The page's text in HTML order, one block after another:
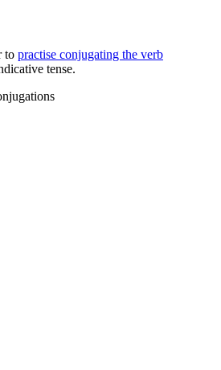
to practise conjugating the verb
tense.